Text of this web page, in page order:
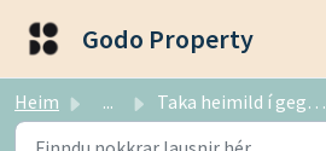
Godo Property
Heim ... Taka heimild í gegnum greiðsluhnapp (Pay Button)